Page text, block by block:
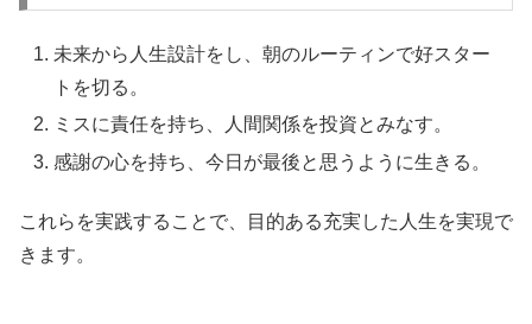
未来から人生設計をし、朝のルーティンで好スター
トを切る。
ミスに責任を持ち、人間関係を投資とみなす。
感謝の心を持ち、今日が最後と思うように生きる。
これらを実践することで、目的ある充実した人生を実現で
きます。